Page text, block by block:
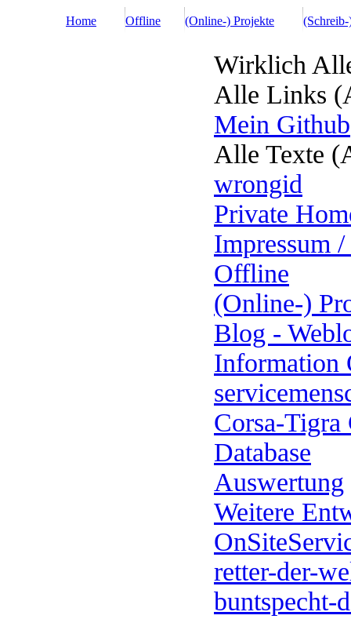
Home Offline (Online-) Projekte
Wirklich
Alle Links
Mein Github
Alle Texte
wrongid
Private
Impressum
Offline
(Online-)
Blog -
Information
Corsa-Tigra
Database
Auswertung
Weitere
retter-der-
buntspecht-